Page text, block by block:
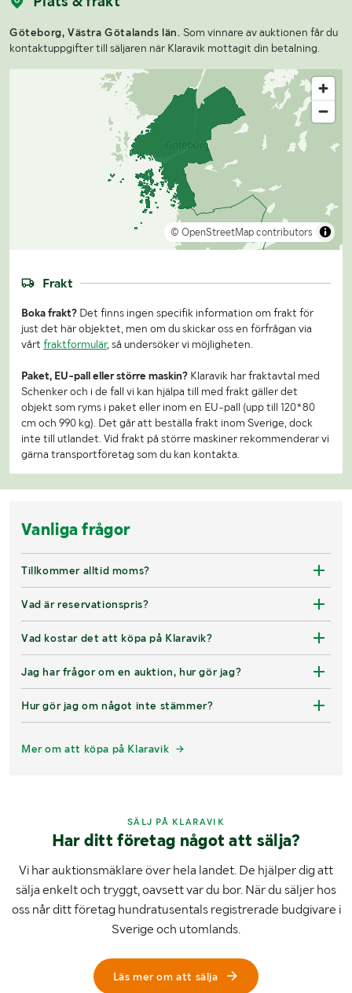
Göteborg, Västra Götalands län. Som vinnare av auktionen får du
kontaktuppgifter till säljaren när Klaravik mottagit din betalning.
© OpenStreetMap contributors
Frakt
Boka frakt? Det finns ingen specifik information om frakt för
just det här objektet, men om du skickar oss en förfrågan via
vårt fraktformulär, så undersöker vi möjligheten.
Paket, EU-pall eller större maskin? Klaravik har fraktavtal med
Schenker och i de fall vi kan hjälpa till med frakt gäller det
objekt som ryms i paket eller inom en EU-pall (upp till 120*80
cm och 990 kg). Det går att beställa frakt inom Sverige, dock
inte till utlandet. Vid frakt på större maskiner rekommenderar vi
gärna transportföretag som du kan kontakta.
Vanliga frågor
Tillkommer alltid moms?
Vad är reservationspris?
Vad kostar det att köpa på Klaravik?
Jag har frågor om en auktion, hur gör jag?
Hur gör jag om något inte stämmer?
Mer om att köpa på Klaravik
SÄLJ PÅ KLARAVIK
Har ditt företag något att sälja?
Vi har auktionsmäklare över hela landet. De hjälper dig att
sälja enkelt och tryggt, oavsett var du bor. När du säljer hos
oss når ditt företag hundratusentals registrerade budgivare i
Sverige och utomlands.
Läs mer om att sälja